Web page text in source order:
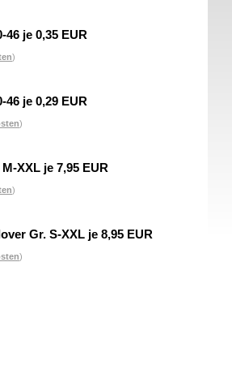
je 0,35 EUR
)
je 0,29 EUR
)
XXL je 7,95 EUR
)
Gr. S-XXL je 8,95 EUR
)